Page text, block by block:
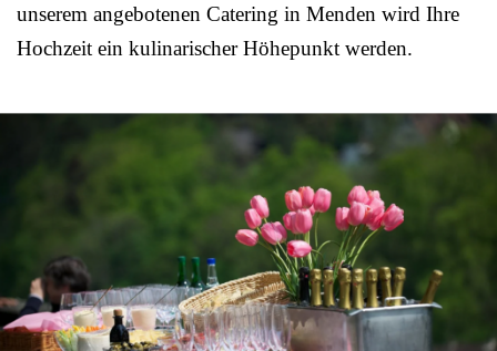
unserem angebotenen Catering in Menden wird Ihre
Hochzeit ein kulinarischer Höhepunkt werden.